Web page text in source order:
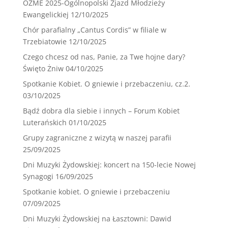
OZME 2025-Ogólnopolski Zjazd Młodzieży
Ewangelickiej 12/10/2025
Chór parafialny „Cantus Cordis” w filiale w
Trzebiatowie 12/10/2025
Czego chcesz od nas, Panie, za Twe hojne dary?
Święto Żniw 04/10/2025
Spotkanie Kobiet. O gniewie i przebaczeniu, cz.2.
03/10/2025
Bądź dobra dla siebie i innych – Forum Kobiet
Luterańskich 01/10/2025
Grupy zagraniczne z wizytą w naszej parafii
25/09/2025
Dni Muzyki Żydowskiej: koncert na 150-lecie Nowej
Synagogi 16/09/2025
Spotkanie kobiet. O gniewie i przebaczeniu
07/09/2025
Dni Muzyki Żydowskiej na Łasztowni: Dawid